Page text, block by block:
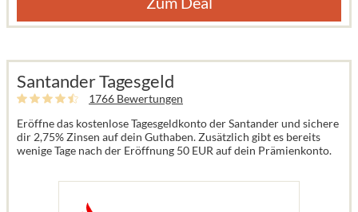
Santander Tagesgeld
1766 Bewertungen
Eröffne das kostenlose Tagesgeldkonto der Santander und sichere
dir 2,75% Zinsen auf dein Guthaben. Zusätzlich gibt es bereits
wenige Tage nach der Eröffnung 50 EUR auf dein Prämienkonto.